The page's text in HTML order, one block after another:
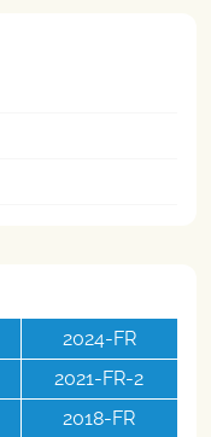
2024-FR
2021-FR-2
2018-FR